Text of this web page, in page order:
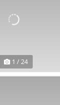
1 / 24